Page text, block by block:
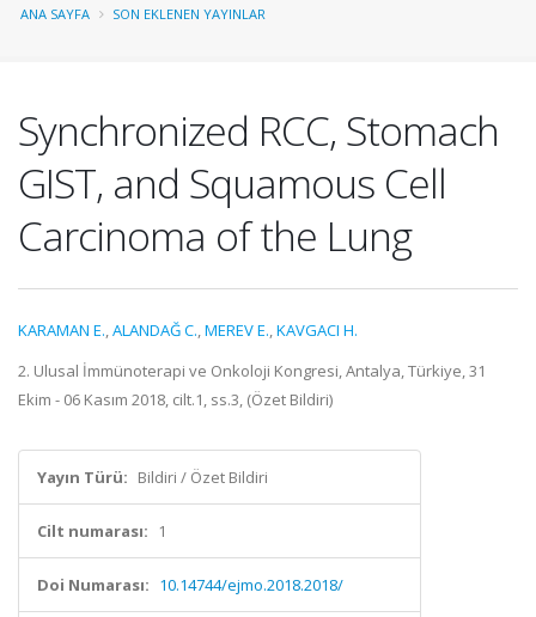
ANA SAYFA SON EKLENEN YAYINLAR
Synchronized RCC, Stomach
GIST, and Squamous Cell
Carcinoma of the Lung
KARAMAN E.,ALANDAĞ C.,MEREV E.,KAVGACI H.
2. Ulusal İmmünoterapi ve Onkoloji Kongresi, Antalya, Türkiye, 31
Ekim - 06 Kasım 2018, cilt.1, ss.3, (Özet Bildiri)
Yayın Türü: Bildiri / Özet Bildiri
Cilt numarası: 1
Doi Numarası: 10.14744/ejmo.2018.2018/